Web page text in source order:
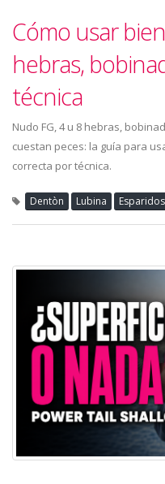
Cómo usar
hebras,
técnica
Nudo FG, 4 u 8 hebras,
cuestan peces: la guía para
correcta por técnica.
Dentòn Lubina